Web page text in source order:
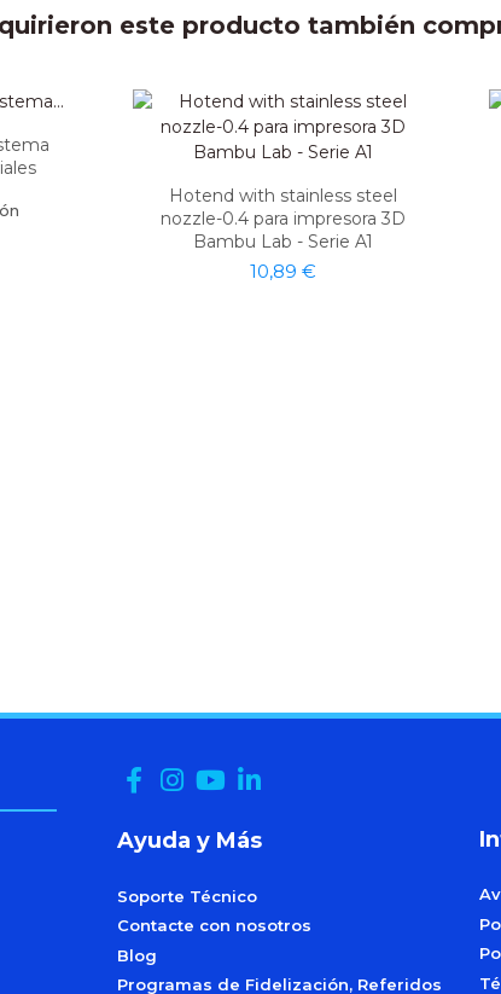
este producto también
Hotend with stainless steel
nozzle-0.4 para impresora 3D
Bambu Lab - Serie A1
10,89 €
Ayuda y Más
Soporte Técnico
Contacte con nosotros
Blog
Programas de Fidelización, Referidos